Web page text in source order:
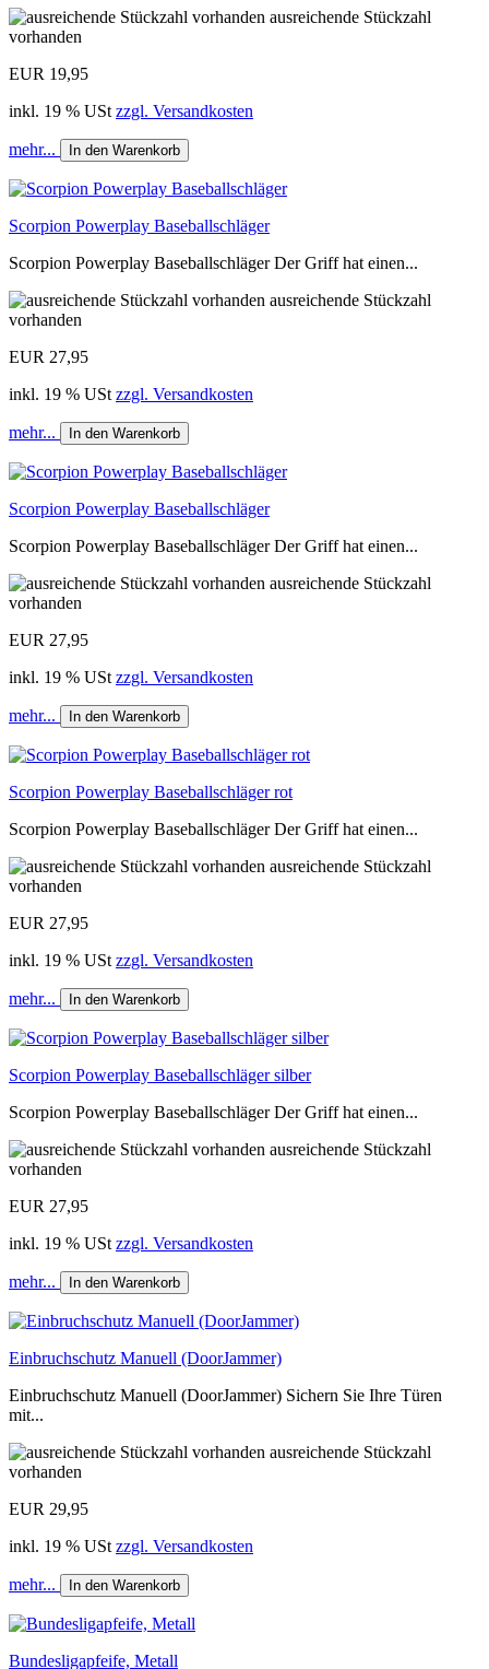
ausreichende Stückzahl
vorhanden
EUR 19,95
inkl. 19 % USt zzgl. Versandkosten
mehr... In den Warenkorb
Scorpion Powerplay Baseballschläger
Scorpion Powerplay Baseballschläger Der Griff hat einen...
ausreichende Stückzahl
vorhanden
EUR 27,95
inkl. 19 % USt zzgl. Versandkosten
mehr... In den Warenkorb
Scorpion Powerplay Baseballschläger
Scorpion Powerplay Baseballschläger Der Griff hat einen...
ausreichende Stückzahl
vorhanden
EUR 27,95
inkl. 19 % USt zzgl. Versandkosten
mehr... In den Warenkorb
Scorpion Powerplay Baseballschläger rot
Scorpion Powerplay Baseballschläger Der Griff hat einen...
ausreichende Stückzahl
vorhanden
EUR 27,95
inkl. 19 % USt zzgl. Versandkosten
mehr... In den Warenkorb
Scorpion Powerplay Baseballschläger silber
Scorpion Powerplay Baseballschläger Der Griff hat einen...
ausreichende Stückzahl
vorhanden
EUR 27,95
inkl. 19 % USt zzgl. Versandkosten
mehr... In den Warenkorb
Einbruchschutz Manuell (DoorJammer)
Einbruchschutz Manuell (DoorJammer) Sichern Sie Ihre Türen
mit...
ausreichende Stückzahl
vorhanden
EUR 29,95
inkl. 19 % USt zzgl. Versandkosten
mehr... In den Warenkorb
Bundesligapfeife, Metall